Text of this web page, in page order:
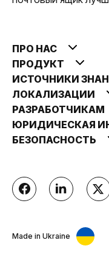
ПРО НАС
ПРОДУКТ
ИСТОЧНИКИ
ЛОКАЛИЗАЦИИ
РАЗРАБОТЧИКАМ
ЮРИДИЧЕСКАЯ
БЕЗОПАСНОСТЬ
Made in Ukraine